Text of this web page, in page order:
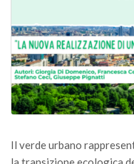
GdL Biodiversità
GdL Arboricoltura
GdL Modellistica
GdL Selvicoltura
GdL Ecologia del
GdL Geomatica
Il verde urbano